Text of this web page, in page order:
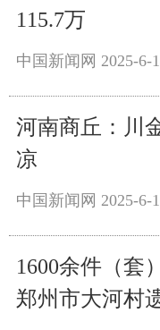
115.7万
中国新闻网 2025-6-
河南商丘：川
凉
中国新闻网 2025-6-
1600余件（套
郑州市大河村